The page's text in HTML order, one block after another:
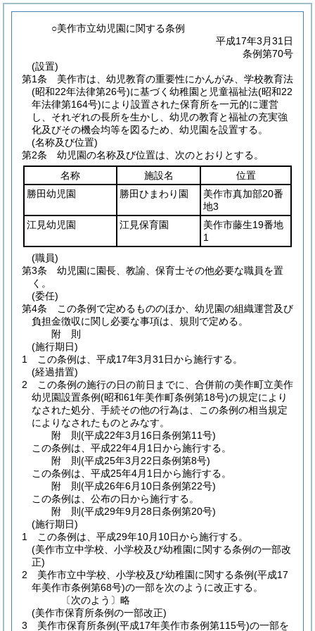
○美作市立幼児園に関する条例
平成17年3月31日
条例第70号
(設置)
第1条
美作市は、幼児教育の重要性にかんがみ、学校教育法
(昭和22年法律第26号)に基づく幼稚園と児童福祉法(昭和22
年法律第164号)により設置された保育所を一元的に運営
し、それぞれの長所を生かし、幼児の教育と福祉の充実強
化及びその機会均等を図るため、幼児園を設置する。
(名称及び位置)
第2条
幼児園の名称及び位置は、次のとおりとする。
名称
施設名
位置
勝田幼児園
勝田ひまわり園
美作市真加部20番
地3
江見幼児園
江見保育園
美作市藤生19番地
1
(職員)
第3条
幼児園に園長、教諭、保育士その他必要な職員を置
く。
(委任)
第4条
この条例で定めるもののほか、幼児園の組織運営及び
負担金徴収に関し必要な事項は、規則で定める。
附 則
(施行期日)
1
この条例は、平成17年3月31日から施行する。
(経過措置)
2
この条例の施行の日の前日までに、合併前の美作町立美作
幼児園設置条例(昭和61年美作町条例第18号)の規定により
なされた処分、手続その他の行為は、この条例の相当規定
によりなされたものとみなす。
附 則(平成22年3月16日条例第11号)
この条例は、平成22年4月1日から施行する。
附 則(平成25年3月22日条例第8号)
この条例は、平成25年4月1日から施行する。
附 則(平成26年6月10日条例第22号)
この条例は、公布の日から施行する。
附 則(平成29年9月28日条例第20号)
(施行期日)
1
この条例は、平成29年10月10日から施行する。
(美作市立中学校、小学校及び幼稚園に関する条例の一部改
正)
2
美作市立中学校、小学校及び幼稚園に関する条例(平成17
年美作市条例第68号)の一部を次のように改正する。
〔次のよう〕略
(美作市保育所条例の一部改正)
3
美作市保育所条例(平成17年美作市条例第115号)の一部を